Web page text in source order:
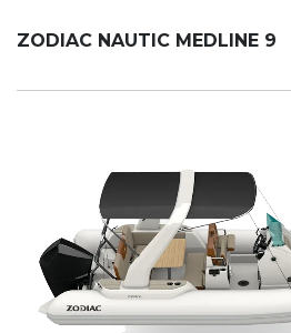
ZODIAC NAUTIC MEDLINE 9